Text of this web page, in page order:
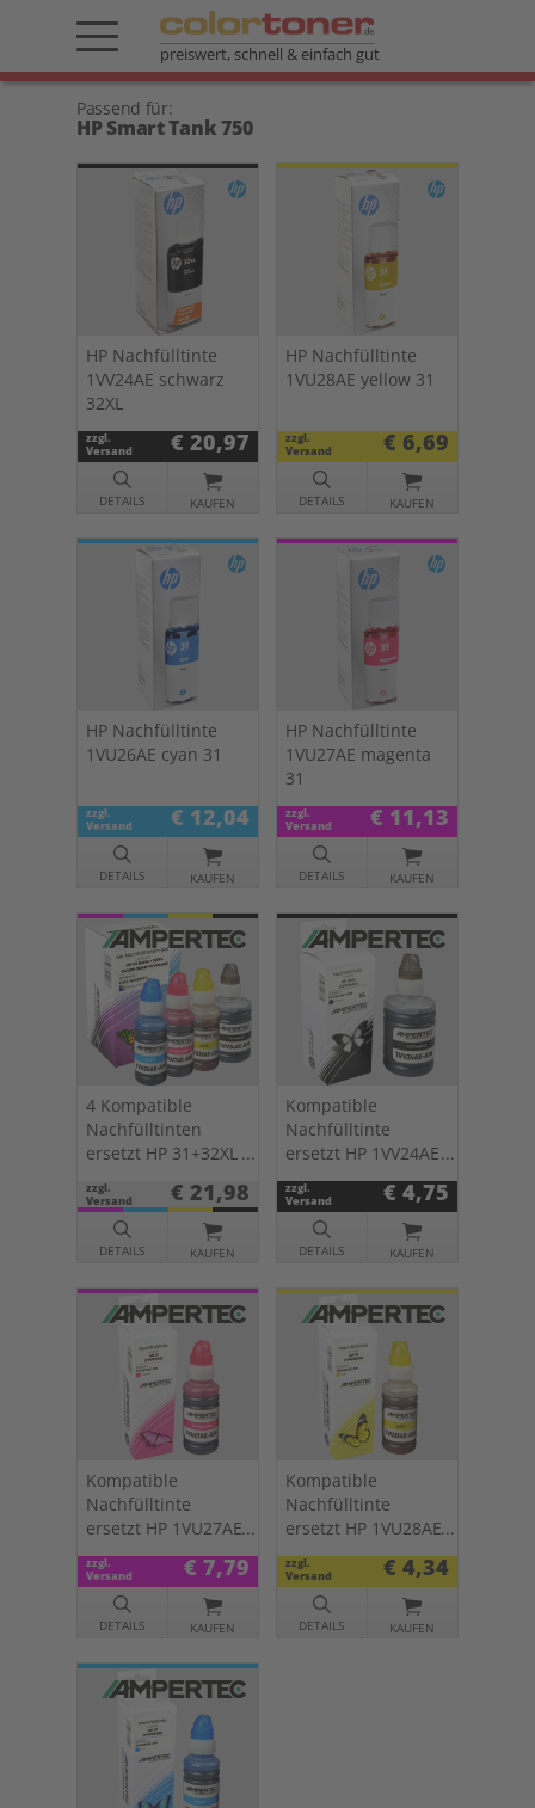
preiswert, schnell & einfach gut
Passend für:
HP Smart Tank 750
HP Nachfülltinte
1VV24AE schwarz
32XL
zzgl.
Versand
€ 20,97
DETAILS KAUFEN
HP Nachfülltinte
1VU28AE yellow 31
zzgl.
Versand
€ 6,69
DETAILS KAUFEN
HP Nachfülltinte
1VU26AE cyan 31
zzgl.
Versand
€ 12,04
DETAILS KAUFEN
HP Nachfülltinte
1VU27AE magenta
31
zzgl.
Versand
€ 11,13
DETAILS KAUFEN
4 Kompatible
Nachfülltinten
ersetzt HP 31+32XL
zzgl.
Versand
€ 21,98
DETAILS KAUFEN
Kompatible
Nachfülltinte
ersetzt HP 1VV24AE
schwarz 32XL
zzgl.
Versand
€ 4,75
DETAILS KAUFEN
Kompatible
Nachfülltinte
ersetzt HP 1VU27AE
magenta 31
zzgl.
Versand
€ 7,79
DETAILS KAUFEN
Kompatible
Nachfülltinte
ersetzt HP 1VU28AE
yellow 31
zzgl.
Versand
€ 4,34
DETAILS KAUFEN